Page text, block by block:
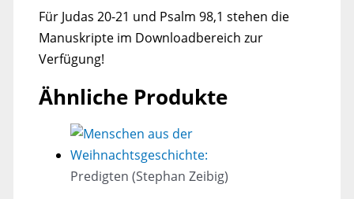
Für Judas 20-21 und Psalm 98,1 stehen die
Manuskripte im Downloadbereich zur
Verfügung!
Ähnliche Produkte
Predigten (Stephan Zeibig)